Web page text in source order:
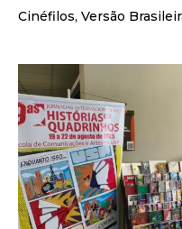
Cinéfilos, Versão